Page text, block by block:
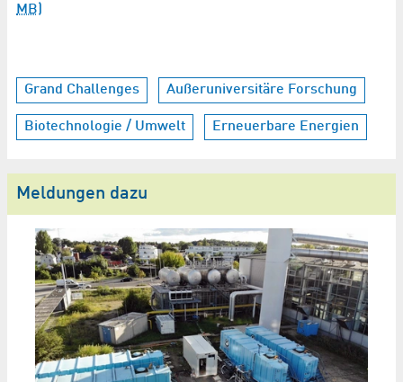
MB)
Grand Challenges Außeruniversitäre Forschung
Biotechnologie / Umwelt Erneuerbare Energien
Meldungen dazu